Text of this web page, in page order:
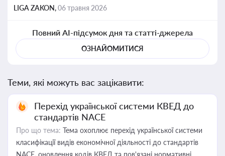
LIGA ZAKON,06 травня 2026
Повний AI-підсумок дня та статті-джерела
ОЗНАЙОМИТИСЯ
Теми, які можуть вас зацікавити:
Перехід української системи КВЕД до
стандартів NACE
Про що тема: Тема охоплює перехід української системи
класифікації видів економічної діяльності до стандартів
NACE, оновлення кодів КВЕД та пов'язані нормативні